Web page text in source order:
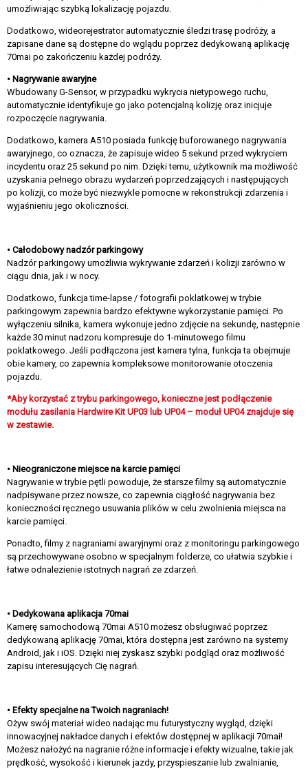
umożliwiając szybką lokalizację pojazdu.
Dodatkowo, wideorejestrator automatycznie śledzi trasę podróży, a
zapisane dane są dostępne do wglądu poprzez dedykowaną aplikację
70mai po zakończeniu każdej podróży.
• Nagrywanie awaryjne
Wbudowany G-Sensor, w przypadku wykrycia nietypowego ruchu,
automatycznie identyfikuje go jako potencjalną kolizję oraz inicjuje
rozpoczęcie nagrywania.
Dodatkowo, kamera A510 posiada funkcję buforowanego nagrywania
awaryjnego, co oznacza, że zapisuje wideo 5 sekund przed wykryciem
incydentu oraz 25 sekund po nim. Dzięki temu, użytkownik ma możliwość
uzyskania pełnego obrazu wydarzeń poprzedzających i następujących
po kolizji, co może być niezwykle pomocne w rekonstrukcji zdarzenia i
wyjaśnieniu jego okoliczności.
• Całodobowy nadzór parkingowy
Nadzór parkingowy umożliwia wykrywanie zdarzeń i kolizji zarówno w
ciągu dnia, jak i w nocy.
Dodatkowo, funkcja time-lapse / fotografii poklatkowej w trybie
parkingowym zapewnia bardzo efektywne wykorzystanie pamięci. Po
wyłączeniu silnika, kamera wykonuje jedno zdjęcie na sekundę, następnie
każde 30 minut nadzoru kompresuje do 1-minutowego filmu
poklatkowego. Jeśli podłączona jest kamera tylna, funkcja ta obejmuje
obie kamery, co zapewnia kompleksowe monitorowanie otoczenia
pojazdu.
*Aby korzystać z trybu parkingowego, konieczne jest podłączenie
modułu zasilania Hardwire Kit UP03 lub UP04 – moduł UP04 znajduje się
w zestawie.
• Nieograniczone miejsce na karcie pamięci
Nagrywanie w trybie pętli powoduje, że starsze filmy są automatycznie
nadpisywane przez nowsze, co zapewnia ciągłość nagrywania bez
konieczności ręcznego usuwania plików w celu zwolnienia miejsca na
karcie pamięci.
Ponadto, filmy z nagraniami awaryjnymi oraz z monitoringu parkingowego
są przechowywane osobno w specjalnym folderze, co ułatwia szybkie i
łatwe odnalezienie istotnych nagrań ze zdarzeń.
• Dedykowana aplikacja 70mai
Kamerę samochodową 70mai A510 możesz obsługiwać poprzez
dedykowaną aplikację 70mai, która dostępna jest zarówno na systemy
Android, jak i iOS. Dzięki niej zyskasz szybki podgląd oraz możliwość
zapisu interesujących Cię nagrań.
• Efekty specjalne na Twoich nagraniach!
Ożyw swój materiał wideo nadając mu futurystyczny wygląd, dzięki
innowacyjnej nakładce danych i efektów dostępnej w aplikacji 70mai!
Możesz nałożyć na nagranie różne informacje i efekty wizualne, takie jak
prędkość, wysokość i kierunek jazdy, przyspieszanie lub zwalnianie,